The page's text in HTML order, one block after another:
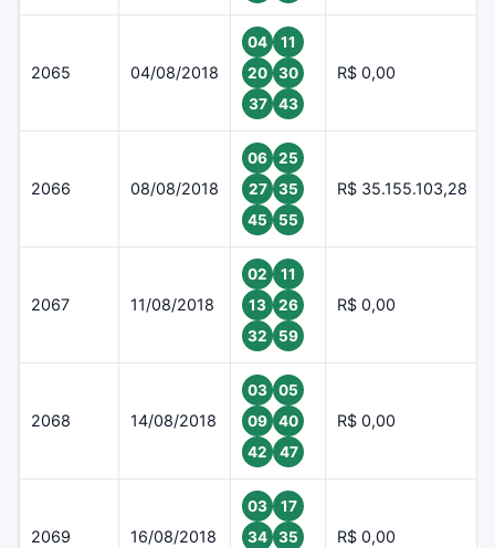
2065 04/08/2018
04
11
20
30
37
43
R$ 0,00
2066 08/08/2018
06
25
27
35
45
55
R$ 35.155.103,28
2067 11/08/2018
02
11
13
26
32
59
R$ 0,00
2068 14/08/2018
03
05
09
40
42
47
R$ 0,00
2069 16/08/2018
03
17
34
35
R$ 0,00